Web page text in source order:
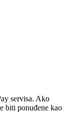
servisa. Ako
biti ponuđene kao